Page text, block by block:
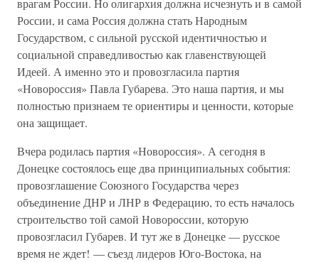
врагам России. Но олигархия должна исчезнуть и в самой
России, и сама Россия должна стать Народным
Государством, с сильной русской идентичностью и
социальной справедливостью как главенствующей
Идеей. А именно это и провозгласила партия
«Новороссия» Павла Губарева. Это наша партия, и мы
полностью признаем те ориентиры и ценности, которые
она защищает.
Вчера родилась партия «Новороссия». А сегодня в
Донецке состоялось еще два принципиальных события:
провозглашение Союзного Государства через
объединение ДНР и ЛНР в Федерацию, то есть началось
строительство той самой Новороссии, которую
провозгласил Губарев. И тут же в Донецке — русское
время не ждет! — съезд лидеров Юго-Востока, на